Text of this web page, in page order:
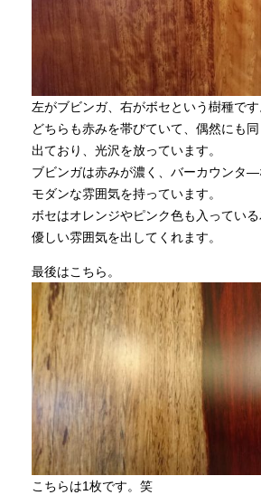
左がブビンガ、右がボセという樹種です
どちらも赤みを帯びていて、偶然にも
出ており、光沢を放っています。
ブビンガは赤みが濃く、バーカウンタ―
モダンな雰囲気を持っています。
ボセはオレンジやピンク色も入ってい
優しい雰囲気を出してくれます。
最後はこちら。
こちらは1枚です。笑